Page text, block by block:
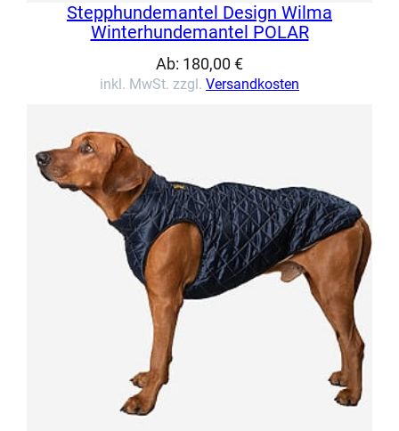
Stepphundemantel Design Wilma
Winterhundemantel POLAR
Ab: 180,00 €
inkl. MwSt. zzgl. Versandkosten